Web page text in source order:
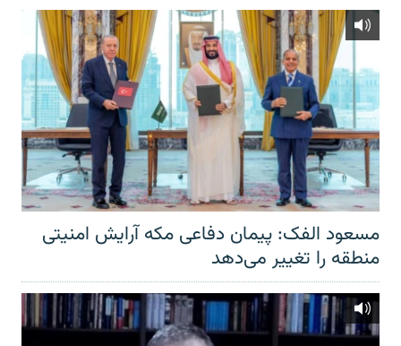
مسعود الفک: پیمان دفاعی مکه آرایش امنیتی
منطقه را تغییر می‌دهد